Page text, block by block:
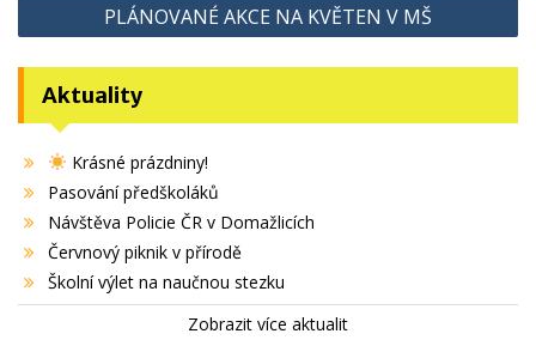
příspěvekPLÁNOVANÉ AKCE NA KVĚTEN V MŠ
Aktuality
Krásné prázdniny!
Pasování předškoláků
Návštěva Policie ČR v Domažlicích
Červnový piknik v přírodě
Školní výlet na naučnou stezku
Zobrazit více aktualit